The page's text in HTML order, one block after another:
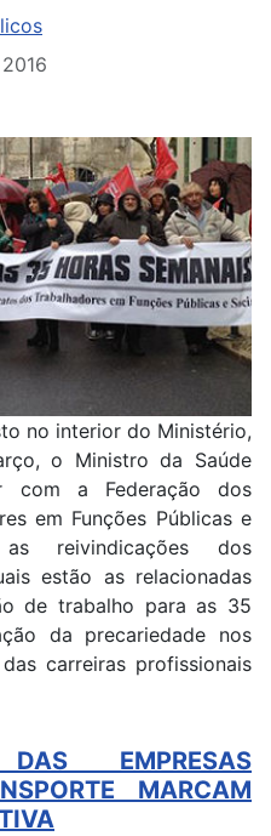
no interior do Ministério,
o Ministro da Saúde
com a Federação dos
em Funções Públicas e
reivindicações dos
estão as relacionadas
de trabalho para as 35
da precariedade nos
carreiras profissionais
DAS EMPRESAS
MARCAM